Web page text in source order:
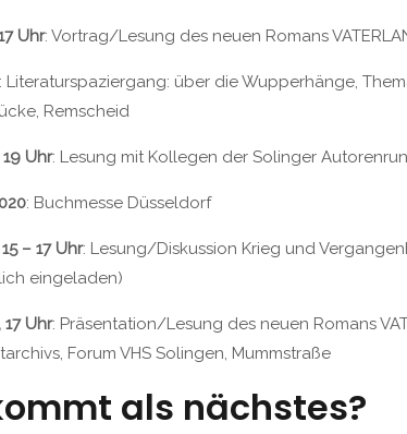
Uhr: Vortrag/Lesung des neuen Romans
: Literaturspaziergang: über die Wupperhänge,
Remscheid
Uhr: Lesung mit Kollegen der Solinger
: Buchmesse Düsseldorf
– 17 Uhr: Lesung/Diskussion Krieg und
eingeladen)
17 Uhr: Präsentation/Lesung des neuen Romans
Forum VHS Solingen, Mummstraße
als nächstes?